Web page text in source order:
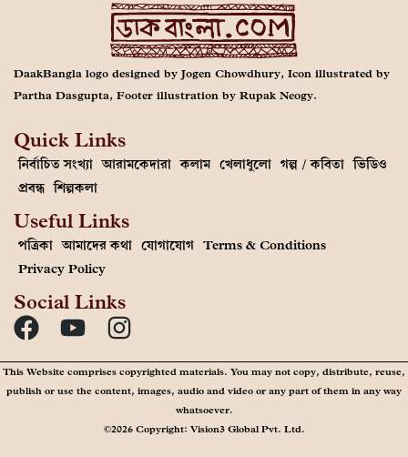
DaakBangla logo designed by Jogen Chowdhury, Icon illustrated by
Partha Dasgupta, Footer illustration by Rupak Neogy.
Quick Links
নির্বাচিত সংখ্যা আরামকেদারা কলাম খেলাধুলো গল্প / কবিতা ভিডিও
প্রবন্ধ শিল্পকলা
Useful Links
পত্রিকা আমাদের কথা যোগাযোগ Terms & Conditions
Privacy Policy
Social Links
This Website comprises copyrighted materials. You may not copy, distribute, reuse,
publish or use the content, images, audio and video or any part of them in any way
whatsoever.
©2026 Copyright: Vision3 Global Pvt. Ltd.